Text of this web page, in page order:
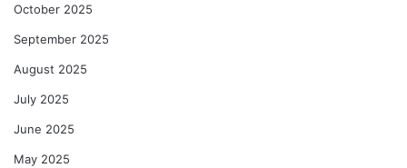
October 2025
September 2025
August 2025
July 2025
June 2025
May 2025